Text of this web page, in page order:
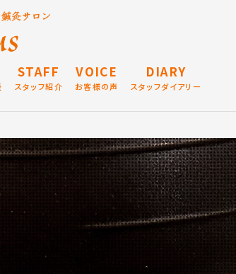
STAFF
スタッフ紹介
VOICE
お客様の声
DIARY
スタッフダイアリー